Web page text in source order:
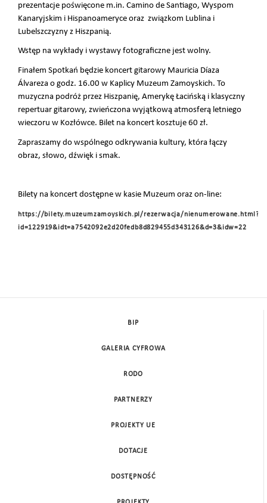
prezentacje poświęcone m.in. Camino de Santiago, Wyspom
Kanaryjskim i Hispanoameryce oraz związkom Lublina i
Lubelszczyzny z Hiszpanią.
Wstęp na wykłady i wystawy fotograficzne jest wolny.
Finałem Spotkań będzie koncert gitarowy Mauricia Díaza
Álvareza o godz. 16.00 w Kaplicy Muzeum Zamoyskich. To
muzyczna podróż przez Hiszpanię, Amerykę Łacińską i klasyczny
repertuar gitarowy, zwieńczona wyjątkową atmosferą letniego
wieczoru w Kozłówce. Bilet na koncert kosztuje 60 zł.
Zapraszamy do wspólnego odkrywania kultury, która łączy
obraz, słowo, dźwięk i smak.
Bilety na koncert dostępne w kasie Muzeum oraz on-line:
https://bilety.muzeumzamoyskich.pl/rezerwacja/nienumerowane.html?
id=122919&idt=a7542092e2d20fedb8d829455d343126&d=3&idw=22
BIP
GALERIA CYFROWA
RODO
PARTNERZY
PROJEKTY UE
DOTACJE
DOSTĘPNOŚĆ